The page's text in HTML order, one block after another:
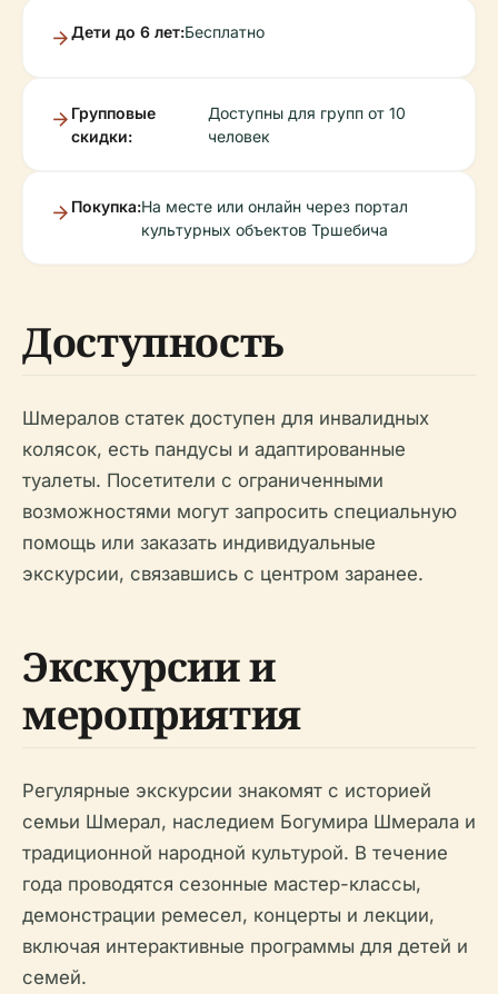
Дети до 6 лет:Бесплатно
Групповые
скидки:
Доступны для групп от 10
человек
Покупка:На месте или онлайн через портал
культурных объектов Тршебича
Доступность
Шмералов статек доступен для инвалидных
колясок, есть пандусы и адаптированные
туалеты. Посетители с ограниченными
возможностями могут запросить специальную
помощь или заказать индивидуальные
экскурсии, связавшись с центром заранее.
Экскурсии и
мероприятия
Регулярные экскурсии знакомят с историей
семьи Шмерал, наследием Богумира Шмерала и
традиционной народной культурой. В течение
года проводятся сезонные мастер-классы,
демонстрации ремесел, концерты и лекции,
включая интерактивные программы для детей и
семей.